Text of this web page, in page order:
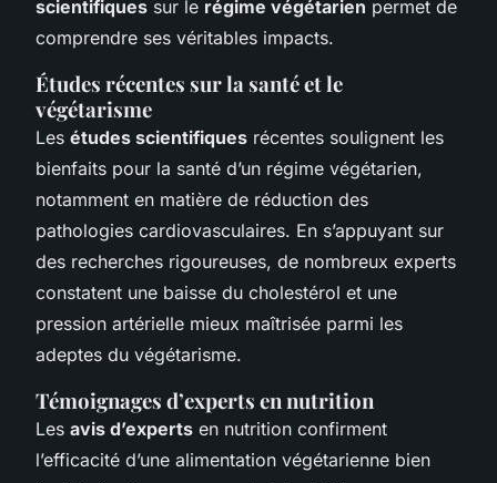
scientifiques sur le régime végétarien permet de
comprendre ses véritables impacts.
Études récentes sur la santé et le
végétarisme
Les études scientifiques récentes soulignent les
bienfaits pour la santé d’un régime végétarien,
notamment en matière de réduction des
pathologies cardiovasculaires. En s’appuyant sur
des recherches rigoureuses, de nombreux experts
constatent une baisse du cholestérol et une
pression artérielle mieux maîtrisée parmi les
adeptes du végétarisme.
Témoignages d’experts en nutrition
Les avis d’experts en nutrition confirment
l’efficacité d’une alimentation végétarienne bien